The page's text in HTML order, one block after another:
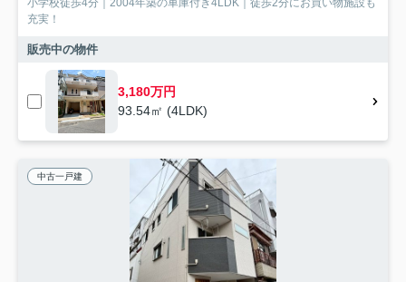
小学校徒歩4分｜2004年築の車庫付き4LDK｜徒歩2分にお買い物施設も
充実！
販売中の物件
3,180万円
93.54㎡ (4LDK)
中古一戸建